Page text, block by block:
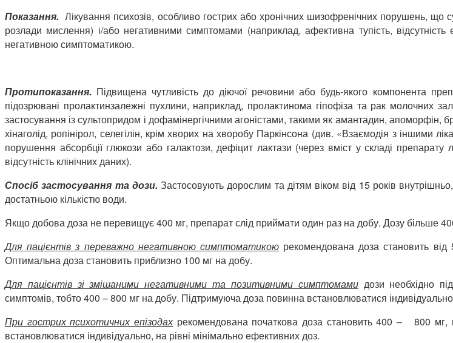
Показання. Лікування психозів, особливо гострих або хронічних шизофренічних порушень,
розлади мислення) і/або негативними симптомами (наприклад, афективна тупість,
негативною симптоматикою.
Протипоказання. Підвищена чутливість до діючої речовини або будь-якого компонента
підозрювані пролактинзалежні пухлини, наприклад, пролактинома гіпофіза та рак молочних
застосування із сультопридом і дофамінергічними агоністами, такими як амантадин, апоморфін,
хінаголід, ропінірол, селегілін, крім хворих на хворобу Паркінсона (див. «Взаємодія з іншими
порушення абсорбції глюкози або галактози, дефіцит лактази (через вміст у складі
відсутність клінічних даних).
Спосібзастосування та дози. Застосовують дорослим та дітям віком від 15 років
достатньою кількістю води.
Якщо добова доза не перевищує 400 мг, препарат слід приймати один раз на добу. Дозу більше
Для пацієнтів з переважно негативною симптоматикою рекомендована доза становить
Оптимальна доза становить приблизно 100 мг на добу.
Для пацієнтів зі змішаними негативними та позитивними симптомамидози необхідно
симптомів, тобто 400 – 800 мг на добу. Підтримуюча доза повинна встановлюватися
При гострих психотичних епізодахрекомендована початкова доза становить 400 – 800
встановлюватися індивідуально, на рівні мінімально ефективних доз.